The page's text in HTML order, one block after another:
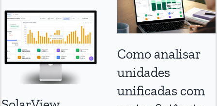
Como analisar
unidades
unificadas com